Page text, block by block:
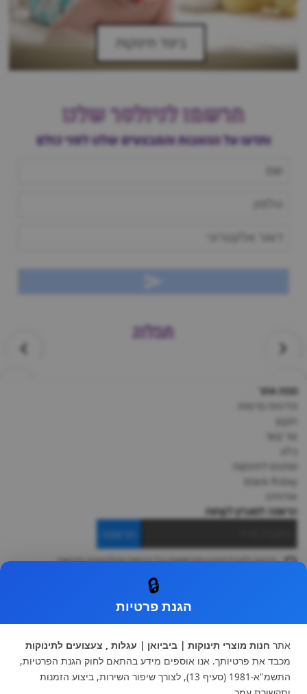
ביגוד תינוקות
הרשמו לניולטר שלנו
ותדעו על ההטבות והמבצעים שלנו לפני כולם
הבלוג
מפת אתר
צור קשר
מותגים לתינוקות
black-friday
אודותינו
הרשמה למועדון לקוחות
הרשמה
ברצוני לקבל מידע ופרסומות על הנחות וקולקציות חדשות
עגלות וטיולונים
כיסא בטיחות ואביזרים
ריהוט לתינוקות
מצעים למיטת תינוק וטקסטיל
צעצועי ילדים
על גלגלים
הנקה והאכלה
🔒
הגנת פרטיות
אתר חנות מוצרי תינוקות | ביביואן | עגלות , צעצועים לתינוקות
מכבד את פרטיותך. אנו אוספים מידע בהתאם לחוק הגנת הפרטיות,
התשמ"א-1981 (סעיף 13), לצורך שיפור השירות, ביצוע הזמנות